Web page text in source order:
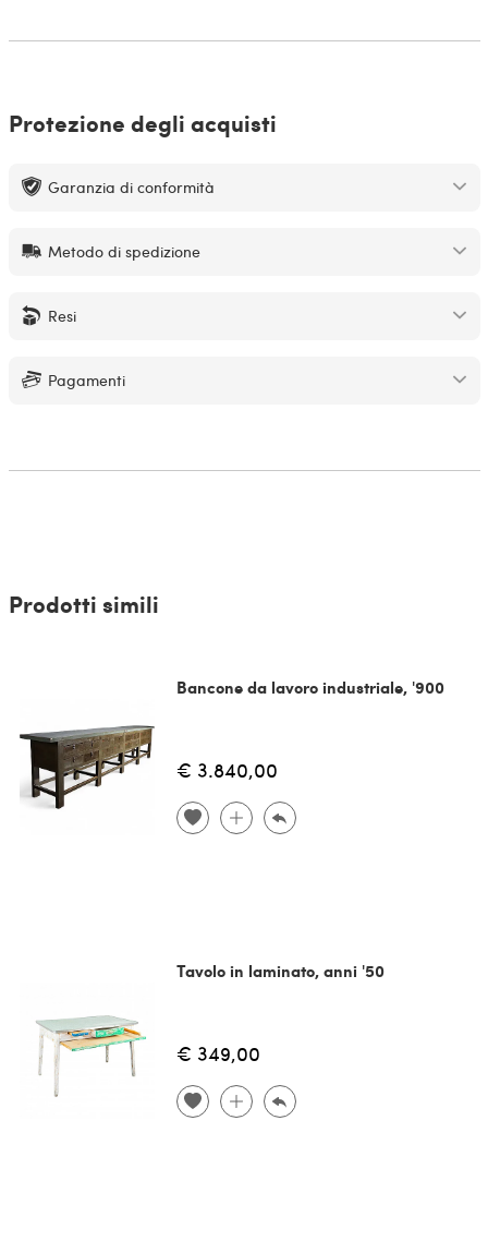
Protezione degli acquisti
Garanzia di conformità
Metodo di spedizione
Resi
Pagamenti
Prodotti simili
Bancone da lavoro industriale, '900
€ 3.840,00
Tavolo in laminato, anni '50
€ 349,00